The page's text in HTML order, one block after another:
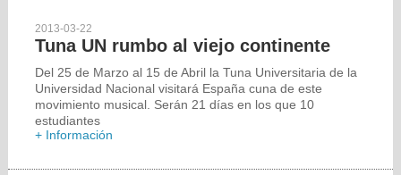
2013-03-22
Tuna UN rumbo al viejo continente
Del 25 de Marzo al 15 de Abril la Tuna Universitaria de la
Universidad Nacional visitará España cuna de este
movimiento musical. Serán 21 días en los que 10
estudiantes
+ Información